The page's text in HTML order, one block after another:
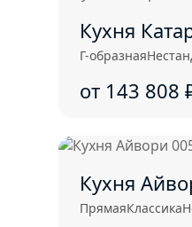
Кухня
Г-образная
от 143 808
Кухня
ПрямаяКлассика